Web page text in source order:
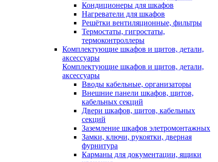
Кондиционеры для шкафов
Нагреватели для шкафов
Решётки вентиляционные, фильтры
Термостаты, гигростаты,
термоконтроллеры
Комплектующие шкафов и щитов, детали,
аксессуары
Комплектующие шкафов и щитов, детали,
аксессуары
Вводы кабельные, организаторы
Внешние панели шкафов, щитов,
кабельных секций
Двери шкафов, щитов, кабельных
секций
Заземление шкафов элетромонтажных
Замки, ключи, рукоятки, дверная
фурнитура
Карманы для документации, ящики